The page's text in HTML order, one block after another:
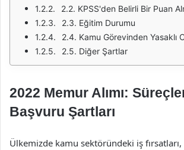
2.2. KPSS'den Belirli Bir Puan
2.3. Eğitim Durumu
2.4. Kamu Görevinden Yasaklı
2.5. Diğer Şartlar
2022 Memur Alımı:
Başvuru Şartları
Ülkemizde kamu sektöründeki iş